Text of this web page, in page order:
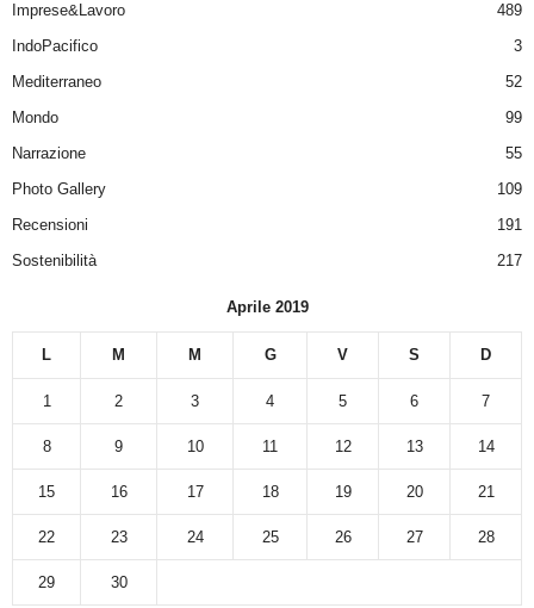
Imprese&Lavoro
489
IndoPacifico
3
Mediterraneo
52
Mondo
99
Narrazione
55
Photo Gallery
109
Recensioni
191
Sostenibilità
217
Aprile 2019
L M M G V S D
1 2 3 4 5 6 7
8 9 10 11 12 13 14
15 16 17 18 19 20 21
22 23 24 25 26 27 28
29
30